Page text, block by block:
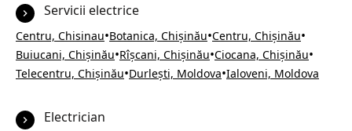
Servicii electrice
Centru, Chisinau•Botanica, Chișinău•Centru, Chișinău•
Buiucani, Chișinău•Rîșcani, Chișinău•Ciocana, Chișinău•
Telecentru, Chișinău•Durlești, Moldova•Ialoveni, Moldova
Electrician